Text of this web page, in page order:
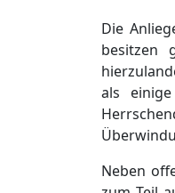
Die
besitzen
als
Neben